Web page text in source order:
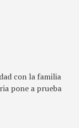
con la familia
pone a prueba